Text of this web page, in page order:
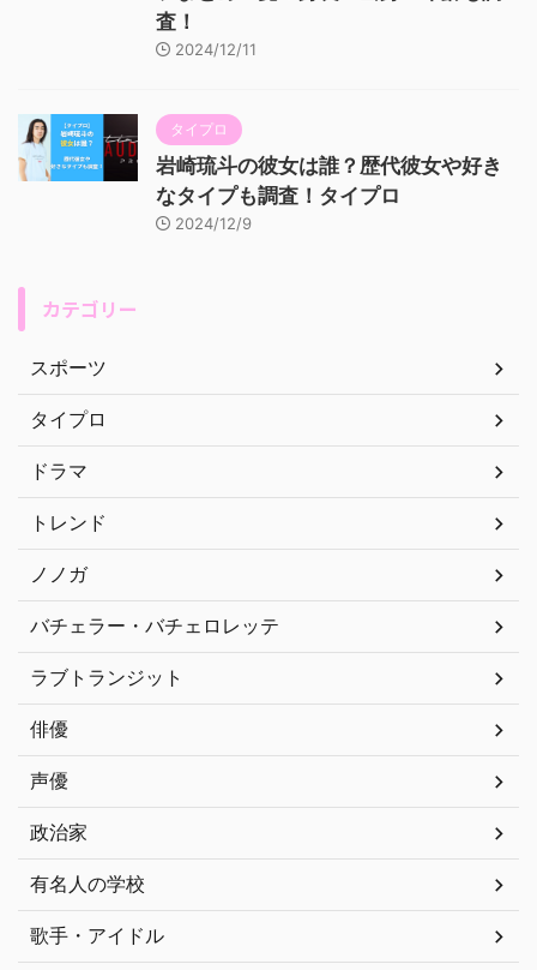
査！
2024/12/11
タイプロ
岩崎琉斗の彼女は誰？歴代彼女や好き
なタイプも調査！タイプロ
2024/12/9
カテゴリー
スポーツ
タイプロ
ドラマ
トレンド
ノノガ
バチェラー・バチェロレッテ
ラブトランジット
俳優
声優
政治家
有名人の学校
歌手・アイドル